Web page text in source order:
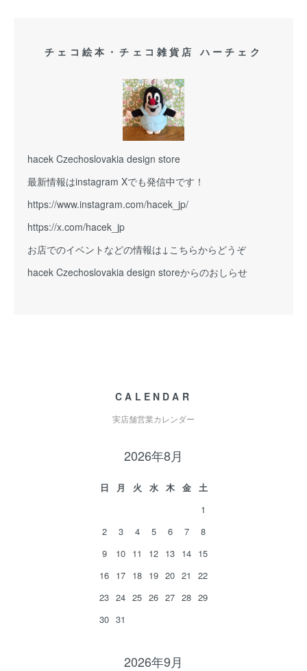
チェコ絵本・チェコ雑貨店 ハーチェク
hacek Czechoslovakia design store
最新情報はinstagram Xでも発信中です！
https://www.instagram.com/hacek_jp/
https://x.com/hacek_jp
お店でのイベントなどの情報は↓こちらからどうぞ
hacek Czechoslovakia design storeからのおしらせ
CALENDAR
実店舗営業カレンダー
2026年8月
日 月 火 水 木 金
土
1
2
3 4 5 6 7
8
9
10 11 12 13 14 15
16 17 18 19 20 21
22
23 24 25 26 27 28 29
30 31
2026年9月